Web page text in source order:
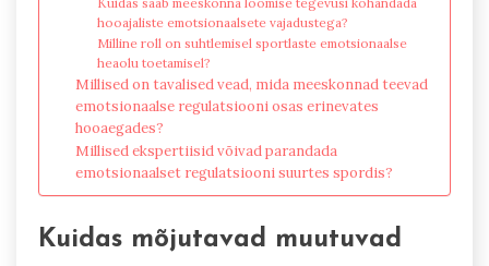
hooajaliste emotsionaalsete vajadustega?
Milline roll on suhtlemisel sportlaste emotsionaalse
heaolu toetamisel?
Millised on tavalised vead, mida meeskonnad teevad
emotsionaalse regulatsiooni osas erinevates
hooaegades?
Millised ekspertiisid võivad parandada
emotsionaalset regulatsiooni suurtes spordis?
Kuidas mõjutavad muutuvad